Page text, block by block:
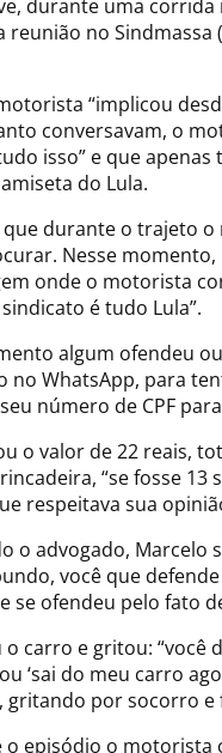
durante uma
reunião no
“implicou
conversavam, o
isso” e que
do Lula.
durante o trajeto
Nesse
onde o motorista
é tudo Lula”.
algum ofendeu
no WhatsApp, para
número de CPF
o valor de 22 reais,
“se fosse
respeitava sua
o advogado, Marcelo
você que
se ofendeu pelo fato
carro e gritou: “você
‘sai do meu carro
gritando por socorro
episódio o motorista